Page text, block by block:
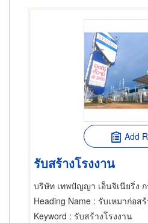
Add
รับสร้างโรงงาน
บริษัท เทพปัญญา เอ็นจิเนียริ่ง
Heading Name : รับเหมาก่อส
Keyword : รับสร้างโรงงาน